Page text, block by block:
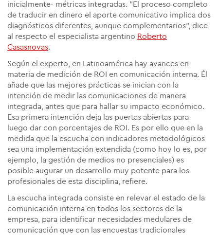
inicialmente- métricas integradas. "El proceso completo
de traducir en dinero el aporte comunicativo implica dos
diagnósticos diferentes, aunque complementarios", dice
al respecto el especialista argentino Roberto
Casasnovas.
Según el experto, en Latinoamérica hay avances en
materia de medición de ROI en comunicación interna. Él
añade que las mejores prácticas se inician con la
intención de medir las comunicaciones de manera
integrada, antes que para hallar su impacto económico.
Esa primera intención deja las puertas abiertas para
luego dar con porcentajes de ROI. Es por ello que en la
medida que la escucha con indicadores metodológicos
sea una implementación extendida (como hoy lo es, por
ejemplo, la gestión de medios no presenciales) es
posible augurar un desarrollo muy potente para los
profesionales de esta disciplina, refiere.
La escucha integrada consiste en relevar el estado de la
comunicación interna en todos los sectores de la
empresa, para identificar necesidades medulares de
comunicación que con las encuestas tradicionales